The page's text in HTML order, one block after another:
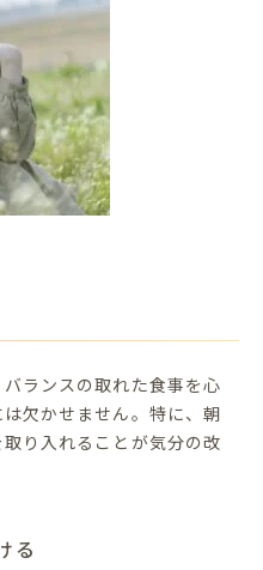
ランスの取れた食事を心
欠かせません。特に、朝
り入れることが気分の改
る